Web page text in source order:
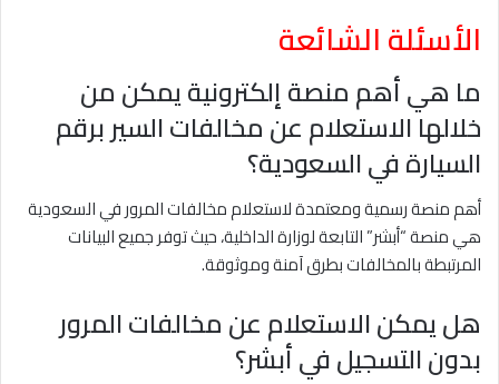
الأسئلة الشائعة
ما هي أهم منصة إلكترونية يمكن من
خلالها الاستعلام عن مخالفات السير برقم
السيارة في السعودية؟
أهم منصة رسمية ومعتمدة لاستعلام مخالفات المرور في السعودية
هي منصة “أبشر” التابعة لوزارة الداخلية، حيث توفر جميع البيانات
المرتبطة بالمخالفات بطرق آمنة وموثوقة.
هل يمكن الاستعلام عن مخالفات المرور
بدون التسجيل في أبشر؟